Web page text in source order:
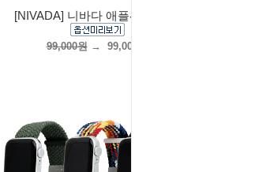
[NIVADA] 니바다 애플워치 스트
99,000원→ 99,000원